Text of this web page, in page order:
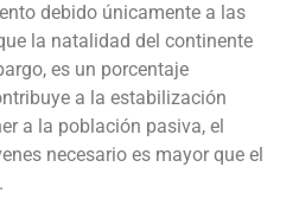
debido únicamente a las
la natalidad del continente
es un porcentaje
a la estabilización
a la población pasiva, el
necesario es mayor que el